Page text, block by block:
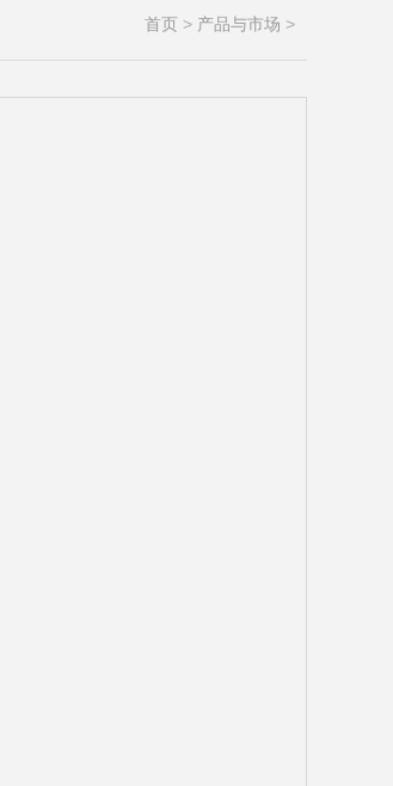
首页 > 产品与市场 >